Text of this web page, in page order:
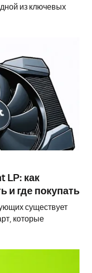
из ключевых
LP: как
и где покупать
существует
которые